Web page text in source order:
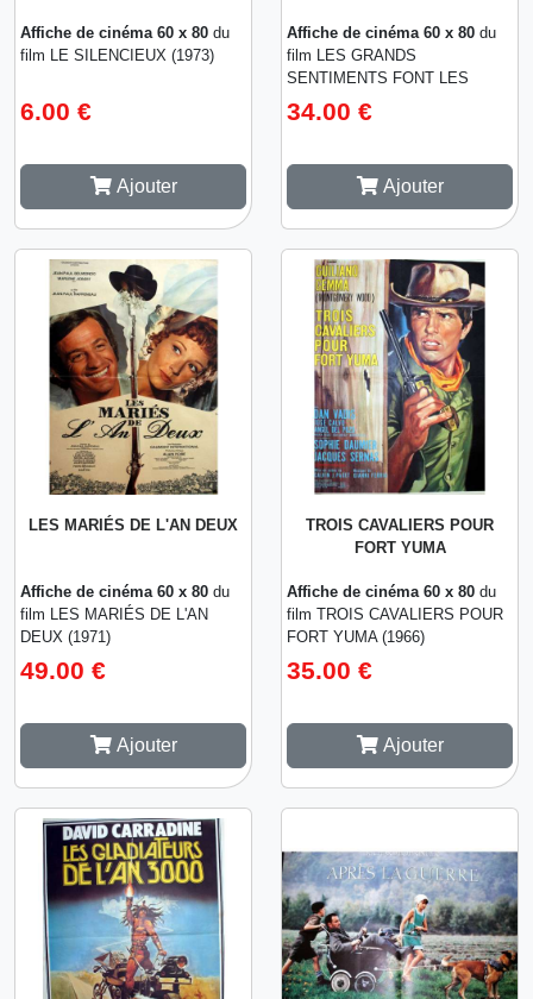
Affiche de cinéma 60 x 80 du
film LE SILENCIEUX (1973)
6.00 €
Ajouter
Affiche de cinéma 60 x 80 du
film LES GRANDS
SENTIMENTS FONT LES
BONS GUEULETONS (1973)
34.00 €
Ajouter
LES MARIÉS DE L'AN DEUX
Affiche de cinéma 60 x 80 du
film LES MARIÉS DE L'AN
DEUX (1971)
49.00 €
Ajouter
TROIS CAVALIERS POUR
FORT YUMA
Affiche de cinéma 60 x 80 du
film TROIS CAVALIERS POUR
FORT YUMA (1966)
35.00 €
Ajouter